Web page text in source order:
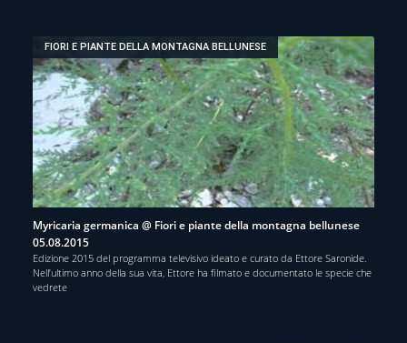
FIORI E PIANTE DELLA MONTAGNA BELLUNESE
Myricaria germanica @ Fiori e piante della montagna bellunese
05.08.2015
Edizione 2015 del programma televisivo ideato e curato da Ettore Saronide.
Nell’ultimo anno della sua vita, Ettore ha filmato e documentato le specie che
vedrete